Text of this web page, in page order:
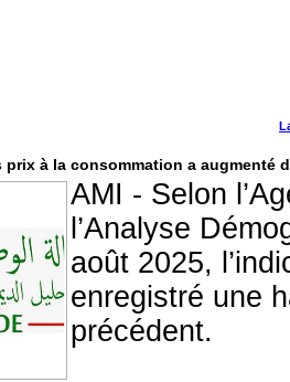
prix à la consommation a augmenté
AMI - Selon
l’Analyse
août 2025,
enregistré une
précédent.